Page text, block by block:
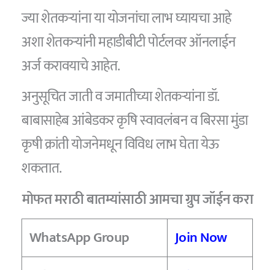
ज्या शेतकऱ्यांना या योजनांचा लाभ घ्यायचा आहे
अशा शेतकऱ्यांनी महाडीबीटी पोर्टलवर ऑनलाईन
अर्ज करावयाचे आहेत.
अनुसूचित जाती व जमातीच्या शेतकऱ्यांना डॉ.
बाबासाहेब आंबेडकर कृषि स्वावलंबन व बिरसा मुंडा
कृषी क्रांती योजनेमधून विविध लाभ घेता येऊ
शकतात.
मोफत मराठी बातम्यांसाठी आमचा ग्रुप जॉईन करा
WhatsApp Group
Join Now